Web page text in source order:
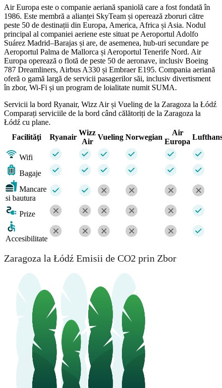
Air Europa este o companie aeriană spaniolă care a fost fondată în
1986. Este membră a alianței SkyTeam și operează zboruri către
peste 50 de destinații din Europa, America, Africa și Asia. Nodul
principal al companiei aeriene este situat pe Aeroportul Adolfo
Suárez Madrid–Barajas și are, de asemenea, hub-uri secundare pe
Aeroportul Palma de Mallorca și Aeroportul Tenerife Nord. Air
Europa operează o flotă de peste 50 de aeronave, inclusiv Boeing
787 Dreamliners, Airbus A330 și Embraer E195. Compania aeriană
oferă o gamă largă de servicii pasagerilor săi, inclusiv divertisment
în zbor, Wi-Fi și un program de loialitate numit SUMA.
Servicii la bord Ryanair, Wizz Air și Vueling de la Zaragoza la Łódź
Comparați serviciile de la bord când călătoriți de la Zaragoza la
Łódź cu plane.
Facilităţi
Ryanair
Wizz
Air
Vueling Norwegian
Air
Europa
Wifi
Bagaje
Mancare
si bautura
Prize
Accesibilitate
Zaragoza la Łódź Emisii de CO2 prin Zbor